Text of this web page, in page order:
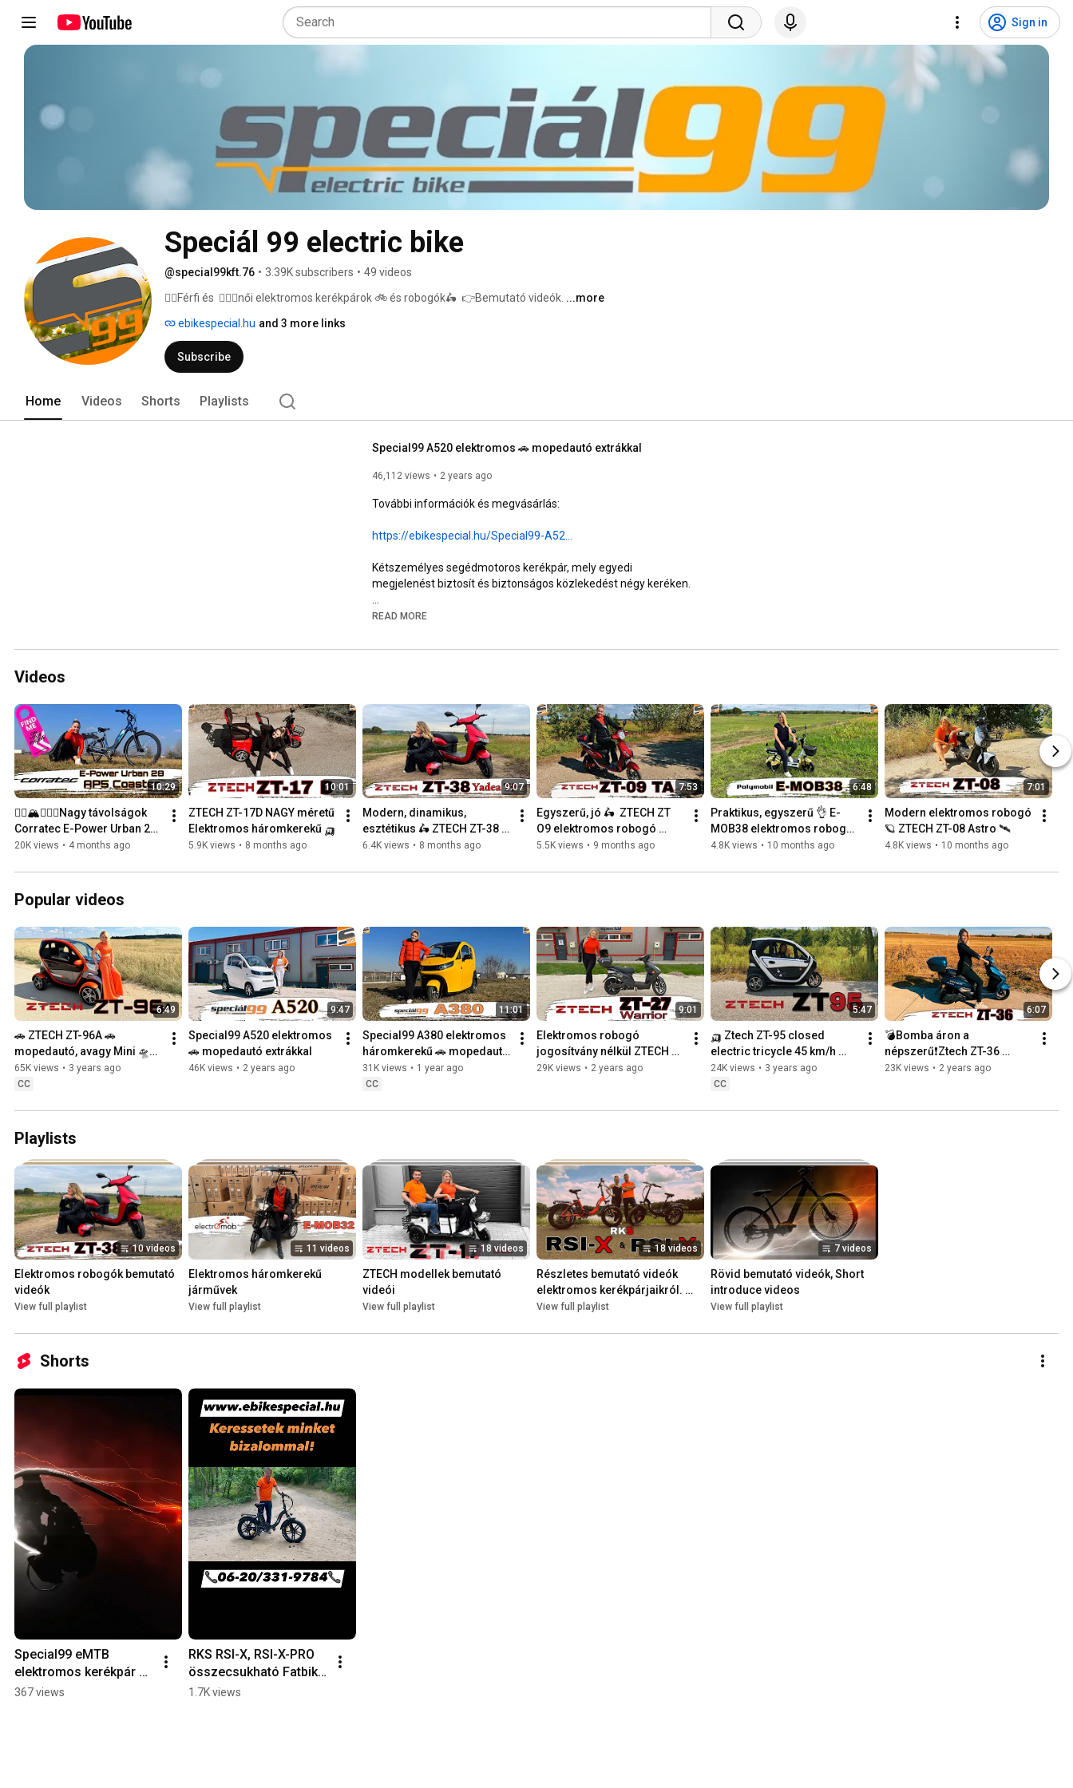
Sign in
Speciál 99 electric bike
@special99kft.76 • 3.39K subscribers • 49 videos
🚴‍♂️Férfi és  🚴🏻‍♀️női elektromos kerékpárok 🚲 és robogók🛵  👉Bemutató videók. ...more
ebikespecial.hu and 3 more links
Subscribe
Home Videos Shorts Playlists
Special99 A520 elektromos 🚗 mopedautó extrákkal
46,112 views 2 years ago
További információk és megvásárlás:
https://ebikespecial.hu/Special99-A52...
Kétszemélyes segédmotoros kerékpár, mely egyedi
megjelenést biztosít és biztonságos közlekedést négy keréken.
Rengeteg extrával:
Távirányítású központi zárral, riasztóval.
Elöl és hátul is hidraulikus tárcsafékekkel szerelt.
Nagy méretű Digitális műszerfal és rádió is megtalálható benne
további extraként.
Az ár tartalmazza az üzembehelyezést és a töltőt.
Mozgássérültek számára kiállított utalványt is elfogadunk.
READ MORE
Videos
10:29
🚴‍♂️🏔️🚴🏻‍♀️Nagy távolságok
Corratec E-Power Urban 28
AP5 Coaster elektromos
20K views • 4 months ago
10:01
ZTECH ZT-17D NAGY méretű
Elektromos háromkerekű 🛺
5.9K views • 8 months ago
9:07
Modern, dinamikus,
esztétikus 🛵 ZTECH ZT-38
YADEA T9 elektromos
6.4K views • 8 months ago
7:53
Egyszerű, jó 🛵  ZTECH ZT
O9 elektromos robogó
bemutató
5.5K views • 9 months ago
6:48
Praktikus, egyszerű 👌 E-
MOB38 elektromos robogó
bemutató
4.8K views • 10 months ago
7:01
Modern elektromos robogó
🪐 ZTECH ZT-08 Astro 🛰️
4.8K views • 10 months ago
Popular videos
6:49
🚗 ZTECH ZT-96A 🚗
mopedautó, avagy Mini 🛸👽
Űrjárgány bemutató videó
65K views • 3 years ago
CC
9:47
Special99 A520 elektromos
🚗 mopedautó extrákkal
46K views • 2 years ago
11:01
Special99 A380 elektromos
háromkerekű 🚗 mopedautó
extrákkal
31K views • 1 year ago
CC
9:01
Elektromos robogó
jogosítvány nélkül ZTECH ZT
27
29K views • 2 years ago
5:47
🛺 Ztech ZT-95 closed
electric tricycle 45 km/h
presentation video
24K views • 3 years ago
CC
6:07
💣Bomba áron a
népszerű❗️Ztech ZT-36
elektromos robogó❗️🛵 💣📢
23K views • 2 years ago
Playlists
10 videos
Elektromos robogók bemutató
videók
View full playlist
11 videos
Elektromos háromkerekű
járművek
View full playlist
18 videos
ZTECH modellek bemutató
videói
View full playlist
18 videos
Részletes bemutató videók
elektromos kerékpárjaikról.
Detailed introducing videos of
View full playlist
7 videos
Rövid bemutató videók, Short
introduce videos
View full playlist
Shorts
Special99 eMTB
elektromos kerékpár 😎
USA PARTS
367 views
RKS RSI-X, RSI-X-PRO
összecsukható Fatbike
elektromos kerékpár
1.7K views